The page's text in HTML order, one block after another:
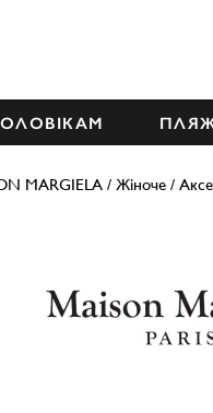
MARGIELA / Жіноче /